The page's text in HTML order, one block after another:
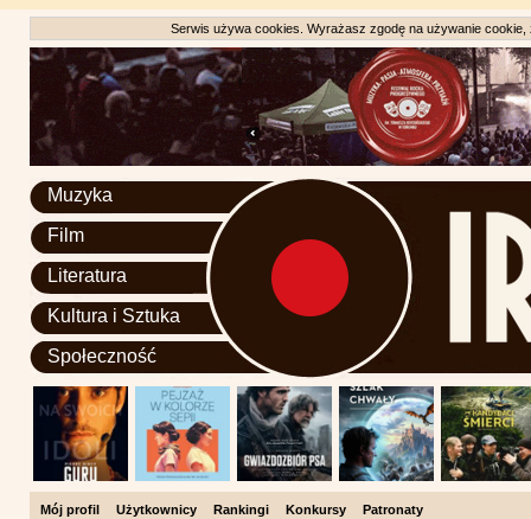
Serwis używa cookies. Wyrażasz zgodę na używanie
Muzyka
Film
Literatura
Kultura i Sztuka
Społeczność
Mój profil Użytkownicy Rankingi Konkursy Patronaty